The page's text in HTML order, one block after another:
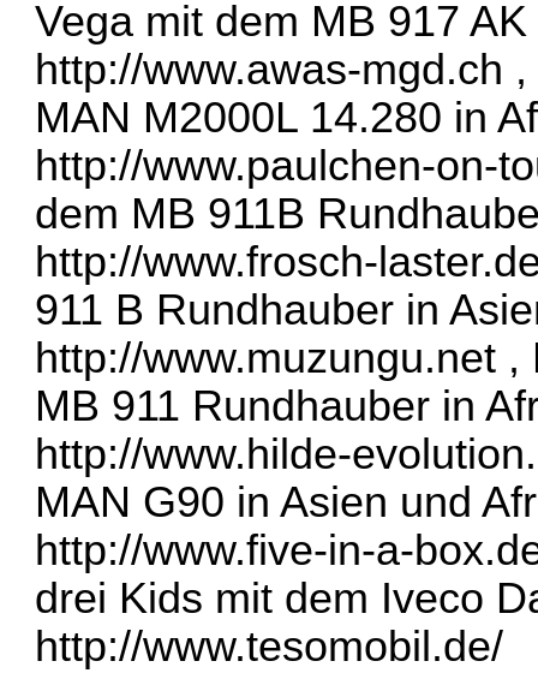
Vega mit dem MB 917
http://www.awas-mgd.ch
MAN M2000L 14.280 in
http://www.paulchen-on-
dem MB 911B
http://www.frosch-
911 B Rundhauber in
http://www.muzungu.net ,
MB 911 Rundhauber in
http://www.hilde-
MAN G90 in Asien und
http://www.five-in-a-
drei Kids mit dem Iveco
http://www.tesomobil.de/